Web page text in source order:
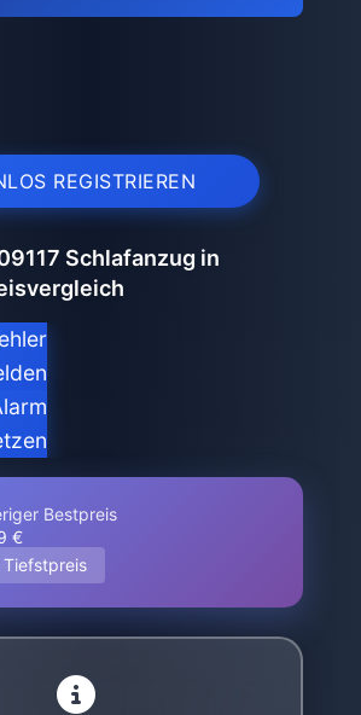
REGISTRIEREN
Schlafanzug in
Bestpreis
€
Tiefstpreis